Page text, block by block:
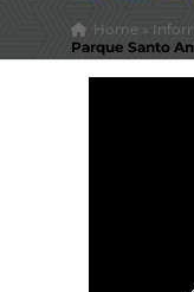
Home»
Parque Santo